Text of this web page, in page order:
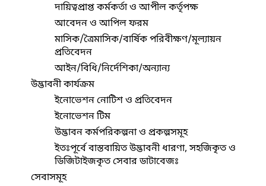
দায়িত্বপ্রাপ্ত কর্মকর্তা ও আপীল কর্তৃপক্ষ
আবেদন ও আপিল ফরম
মাসিক/ত্রৈমাসিক/বার্ষিক পরিবীক্ষণ/মূল্যায়ন
প্রতিবেদন
আইন/বিধি/নির্দেশিকা/অন্যান্য
উদ্ভাবনী কার্যক্রম
ইনোভেশন নোটিশ ও প্রতিবেদন
ইনোভেশন টিম
উদ্ভাবন কর্মপরিকল্পনা ও প্রকল্পসমূহ
ইতঃপূর্বে বাস্তবায়িত উদ্ভাবনী ধারণা, সহজিকৃত ও
ডিজিটাইজকৃত সেবার ডাটাবেজঃ
সেবাসমূহ